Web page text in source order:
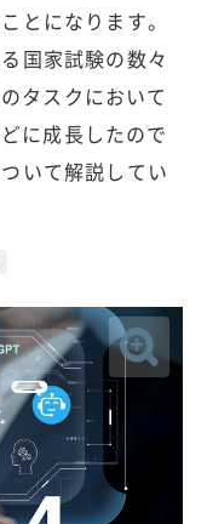
とになります。
国家試験の数々
タスクにおいて
に成長したので
いて解説してい